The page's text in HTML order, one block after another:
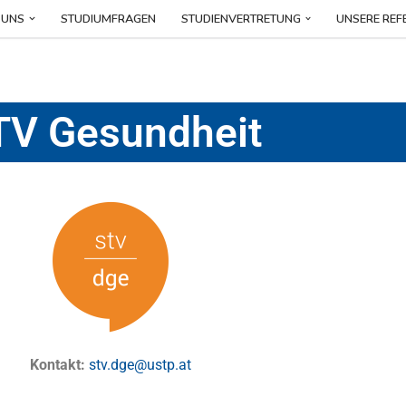
STUDIUMFRAGEN STUDIENVERTRETUNG UNSERE
Gesundheit
Kontakt: stv.dge@ustp.at